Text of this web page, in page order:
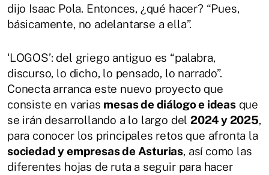
dijo Isaac Pola. Entonces, ¿qué hacer? “Pues,
básicamente, no adelantarse a ella”.
‘LOGOS’: del griego antiguo es “palabra,
discurso, lo dicho, lo pensado, lo narrado”.
Conecta arranca este nuevo proyecto que
consiste en varias mesas de diálogo e ideasque
se irán desarrollando a lo largo del 2024 y 2025,
para conocer los principales retos que afronta la
sociedad y empresas de Asturias, así como las
diferentes hojas de ruta a seguir para hacer